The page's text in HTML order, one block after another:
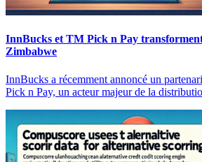
InnBucks et TM Pick n Pay
Zimbabwe
InnBucks a récemment annoncé un
Pick n Pay, un acteur majeur de la